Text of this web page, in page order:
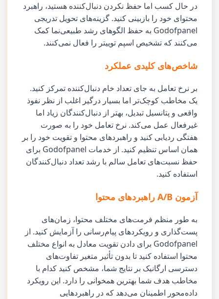
در حال کسب اما حفظ نکردن دنبال‌کننده هستید، راهبرد
محتوای خود را بازبینی کنید. گزینه‌های تحویل تدریجی
Godofpanel به حفظ الگوهای رشد طبیعی‌نما کمک
می‌کنند که تشخیص اسپم توییتر را فعال نمی‌کنند.
شاخص‌های کلیدی عملکرد
بر نرخ تعامل به جای تعداد خام دنبال‌کننده تمرکز کنید.
یک مخاطب کوچک‌تر اما بسیار درگیر اغلب از نظر نفوذ
واقعی و پتانسیل تبدیل، بهتر از دنبال‌کنندگان زیاد اما
غیرفعال عمل می‌کند. نرخ تعامل خود را به صورت
هفتگی ردیابی کنید و راهبردهای محتوا و تقویت خود را بر
همان اساس تنظیم کنید. از خدمات Godofpanel برای
حفظ نسبت‌های تعامل سالم با رشد تعداد دنبال‌کنندگان
استفاده کنید.
آزمون A/B راهبردهای محتوا
به طور منظم فرمت‌های مختلف محتوا، زمان‌های
پست‌گذاری و رویکردهای پیام‌رسانی را آزمایش کنید. از
Godofpanel برای دادن تقویت معادل به انواع مختلف
محتوا استفاده کنید تا بدون تأثیر متغیر تفاوت‌های
دسترسی ارگانیک بر نتایج شما، مشخص کنید کدام با
مخاطب هدف شما بهترین همخوانی را دارد. این رویکرد
داده‌محور اطمینان می‌دهد که در راهبردهایی